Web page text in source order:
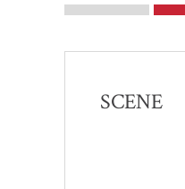
SCENE